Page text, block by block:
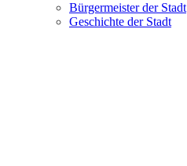
Bürgermeister der Stadt
Geschichte der Stadt